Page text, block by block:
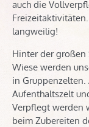
auch die
langweilig!
Hinter der großen
Wiese werden
in
Aufenthaltszelt
Verpflegt werden
beim Zubereiten